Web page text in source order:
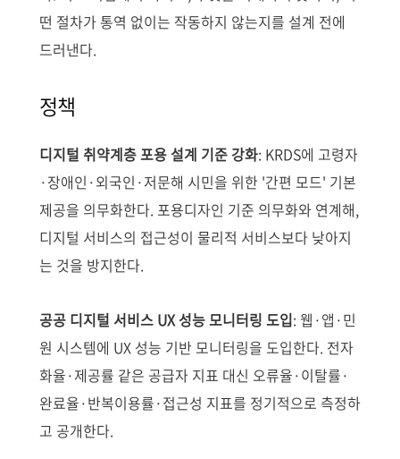
떤 절차가 통역 없이는 작동하지 않는지를 설계 전에
드러낸다.
정책
디지털 취약계층 포용 설계 기준 강화: KRDS에 고령자
·장애인·외국인·저문해 시민을 위한 '간편 모드' 기본
제공을 의무화한다. 포용디자인 기준 의무화와 연계해,
디지털 서비스의 접근성이 물리적 서비스보다 낮아지
는 것을 방지한다.
공공 디지털 서비스 UX 성능 모니터링 도입: 웹·앱·민
원 시스템에 UX 성능 기반 모니터링을 도입한다. 전자
화율·제공률 같은 공급자 지표 대신 오류율·이탈률·
완료율·반복이용률·접근성 지표를 정기적으로 측정하
고 공개한다.